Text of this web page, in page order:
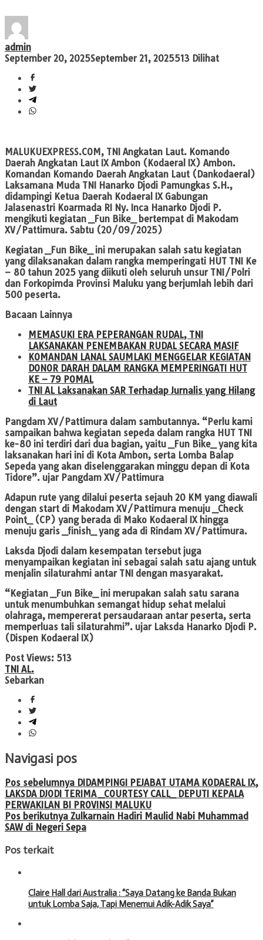
admin
September 20, 2025September 21, 2025513 Dilihat
MALUKUEXPRESS.COM, TNI Angkatan Laut. Komando
Daerah Angkatan Laut IX Ambon (Kodaeral IX) Ambon.
Komandan Komando Daerah Angkatan Laut (Dankodaeral)
Laksamana Muda TNI Hanarko Djodi Pamungkas S.H.,
didampingi Ketua Daerah Kodaeral IX Gabungan
Jalasenastri Koarmada RI Ny. Inca Hanarko Djodi P.
mengikuti kegiatan _Fun Bike_ bertempat di Makodam
XV/Pattimura. Sabtu (20/09/2025)
Kegiatan _Fun Bike_ ini merupakan salah satu kegiatan
yang dilaksanakan dalam rangka memperingati HUT TNI Ke
– 80 tahun 2025 yang diikuti oleh seluruh unsur TNI/Polri
dan Forkopimda Provinsi Maluku yang berjumlah lebih dari
500 peserta.
Bacaan Lainnya
MEMASUKI ERA PEPERANGAN RUDAL, TNI
LAKSANAKAN PENEMBAKAN RUDAL SECARA MASIF
KOMANDAN LANAL SAUMLAKI MENGGELAR KEGIATAN
DONOR DARAH DALAM RANGKA MEMPERINGATI HUT
KE – 79 POMAL
TNI AL Laksanakan SAR Terhadap Jurnalis yang Hilang
di Laut
Pangdam XV/Pattimura dalam sambutannya. “Perlu kami
sampaikan bahwa kegiatan sepeda dalam rangka HUT TNI
ke-80 ini terdiri dari dua bagian, yaitu _Fun Bike_ yang kita
laksanakan hari ini di Kota Ambon, serta Lomba Balap
Sepeda yang akan diselenggarakan minggu depan di Kota
Tidore”. ujar Pangdam XV/Pattimura
Adapun rute yang dilalui peserta sejauh 20 KM yang diawali
dengan start di Makodam XV/Pattimura menuju _Check
Point_ (CP) yang berada di Mako Kodaeral IX hingga
menuju garis _finish_ yang ada di Rindam XV/Pattimura.
Laksda Djodi dalam kesempatan tersebut juga
menyampaikan kegiatan ini sebagai salah satu ajang untuk
menjalin silaturahmi antar TNI dengan masyarakat.
“Kegiatan _Fun Bike_ ini merupakan salah satu sarana
untuk menumbuhkan semangat hidup sehat melalui
olahraga, mempererat persaudaraan antar peserta, serta
memperluas tali silaturahmi”. ujar Laksda Hanarko Djodi P.
(Dispen Kodaeral IX)
Post Views: 513
TNI AL.
Sebarkan
Navigasi pos
Pos sebelumnya DIDAMPINGI PEJABAT UTAMA KODAERAL IX,
LAKSDA DJODI TERIMA _COURTESY CALL_ DEPUTI KEPALA
PERWAKILAN BI PROVINSI MALUKU
Pos berikutnya Zulkarnain Hadiri Maulid Nabi Muhammad
SAW di Negeri Sepa
Pos terkait
Claire Hall dari Australia : “Saya Datang ke Banda Bukan
untuk Lomba Saja, Tapi Menemui Adik-Adik Saya”